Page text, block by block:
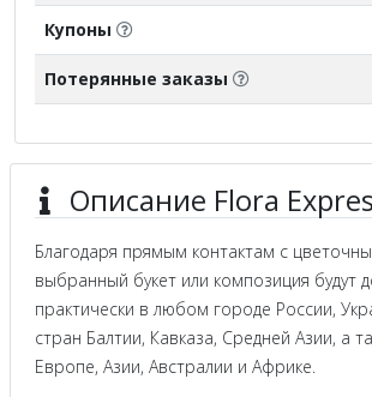
Купоны
Потерянные заказы
Описание Flora
Благодаря прямым контактам с
выбранный букет или композиция будут
практически в любом городе России,
стран Балтии, Кавказа, Средней Азии, а
Европе, Азии, Австралии и Африке.